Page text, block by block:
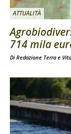
ATTUALITÀ
714 mila
Di Redazione Terra e Vita